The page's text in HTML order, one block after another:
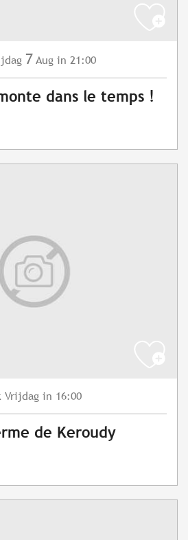
7 Aug in 21:00
dans le temps !
Vrijdag in 16:00
de Keroudy